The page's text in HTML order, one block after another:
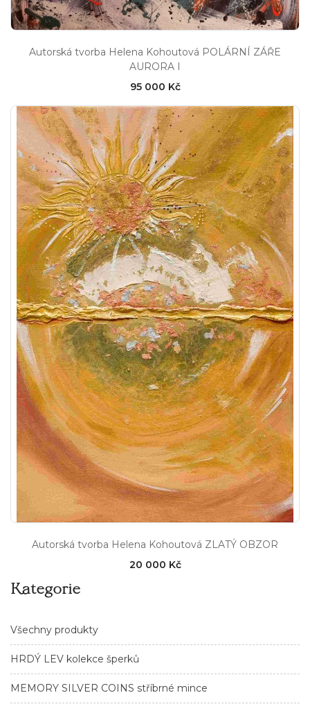
Kategorie
Všechny produkty
HRDÝ LEV kolekce šperků
MEMORY SILVER COINS stříbrné mince
Autorská tvorba Helena Kohoutová POLÁRNÍ ZÁŘE
AURORA I
95 000 Kč
Autorská tvorba Helena Kohoutová ZLATÝ OBZOR
20 000 Kč